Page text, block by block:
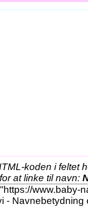
koden i feltet
at linke til navn: